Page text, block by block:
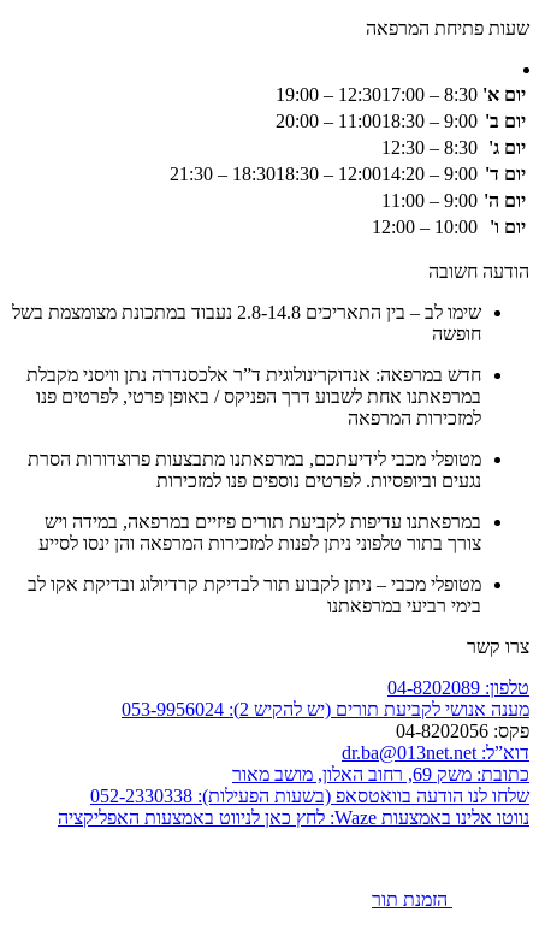
שעות פתיחת המרפאה
יום א' 8:30 – 12:30
17:00 – 19:00
יום ב' 9:00 – 11:00
18:30 – 20:00
יום ג' 8:30 – 12:30
יום ד' 9:00 – 12:00
14:20 – 18:30
18:30 – 21:30
יום ה' 9:00 – 11:00
יום ו'
10:00 – 12:00
הודעה חשובה
שימו לב – בין התאריכים 2.8-14.8 נעבוד במתכונת מצומצמת בשל
חופשה
חדש במרפאה: אנדוקרינולוגית ד”ר אלכסנדרה נתן וויסני מקבלת
במרפאתנו אחת לשבוע דרך הפניקס / באופן פרטי, לפרטים פנו
למזכירות המרפאה
מטופלי מכבי לידיעתכם, במרפאתנו מתבצעות פרוצדורות הסרת
נגעים וביופסיות. לפרטים נוספים פנו למזכירות
במרפאתנו עדיפות לקביעת תורים פיזיים במרפאה, במידה ויש
צורך בתור טלפוני ניתן לפנות למזכירות המרפאה והן ינסו לסייע
מטופלי מכבי – ניתן לקבוע תור לבדיקת קרדיולוג ובדיקת אקו לב
בימי רביעי במרפאתנו
צרו קשר
טלפון: 04-8202089
מענה אנושי לקביעת תורים (יש להקיש 2):
053-9956024
פקס: 04-8202056
דוא”ל: dr.ba@013net.net
כתובת: משק 69, רחוב האלון, מושב מאור
שלחו לנו הודעה בוואטסאפ (בשעות הפעילות): 052-2330338
נווטו אלינו באמצעות Waze:
לחץ כאן לניווט באמצעות האפליקציה
הזמנת תור